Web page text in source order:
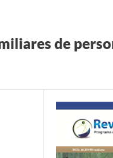
de